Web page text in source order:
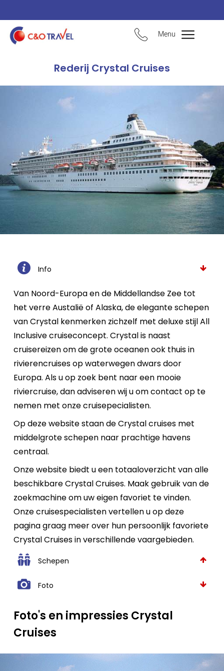
Menu
Rederij Crystal Cruises
Info
Van Noord-Europa en de Middellandse Zee tot
het verre Austalië of Alaska, de elegante schepen
van Crystal kenmerken zichzelf met deluxe stijl All
Inclusive cruiseconcept. Crystal is naast
cruisereizen om de grote oceanen ook thuis in
rivierencruises op waterwegen dwars door
Europa. Als u op zoek bent naar een mooie
riviercruise, dan adviseren wij u om contact op te
nemen met onze cruisepecialisten.
Op deze website staan de Crystal cruises met
middelgrote schepen naar prachtige havens
centraal.
Onze website biedt u een totaaloverzicht van alle
beschikbare Crystal Cruises. Maak gebruik van de
zoekmachine om uw eigen favoriet te vinden.
Onze cruisespecialisten vertellen u op deze
pagina graag meer over hun persoonlijk favoriete
Crystal Cruises in verschillende vaargebieden.
Schepen
Foto
Foto's en impressies Crystal
Cruises